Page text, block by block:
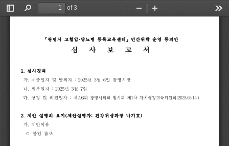
Toggle
Find
of 3
Zoom
「광명시 고혈압 · 당뇨병 등록교육센터 」 민간위탁 운영 동의안
심 사 보 고 서
1.
심사경과
가
제출일자 및 발의자 : 2025년 3월 6일
광명시장
나
회부일자 : 2025년 3월 7일
다
상정 및 의결일자 : 제293회 광명시의회 임시회 제1차 자치행정교육위원회 (2025.03.14.)
2. 제안 설명의 요지 (제안설명자: 건강위생과장 나기효 )
가
제안이유
○
붙임 참조